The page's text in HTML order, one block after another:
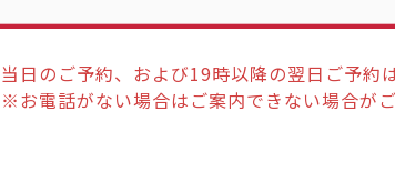
当日のご予約、および19時以降の翌日ご予約
※お電話がない場合はご案内できない場合がご